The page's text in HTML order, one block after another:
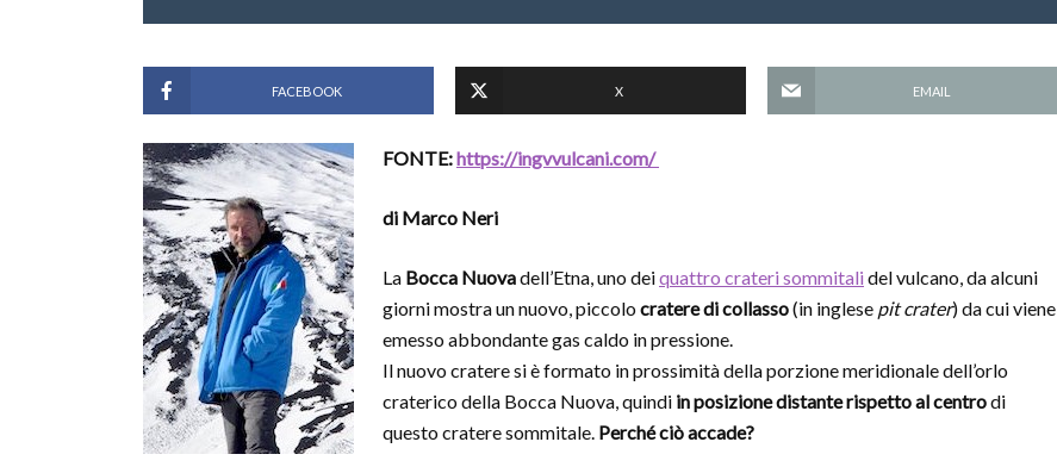
FACEBOOK X EMAIL
FONTE:https://ingvvulcani.com/
di Marco Neri
La Bocca Nuovadell’Etna, uno deiquattro crateri sommitalidel vulcano, da alcuni
giorni mostra un nuovo, piccolocratere di collasso(in inglese pit crater) da cui viene
emesso abbondante gas caldo in pressione.
Il nuovo cratere si è formato in prossimità della porzione meridionale dell’orlo
craterico della Bocca Nuova, quindi in posizione distante rispetto al centrodi
questo cratere sommitale. Perché ciò accade?